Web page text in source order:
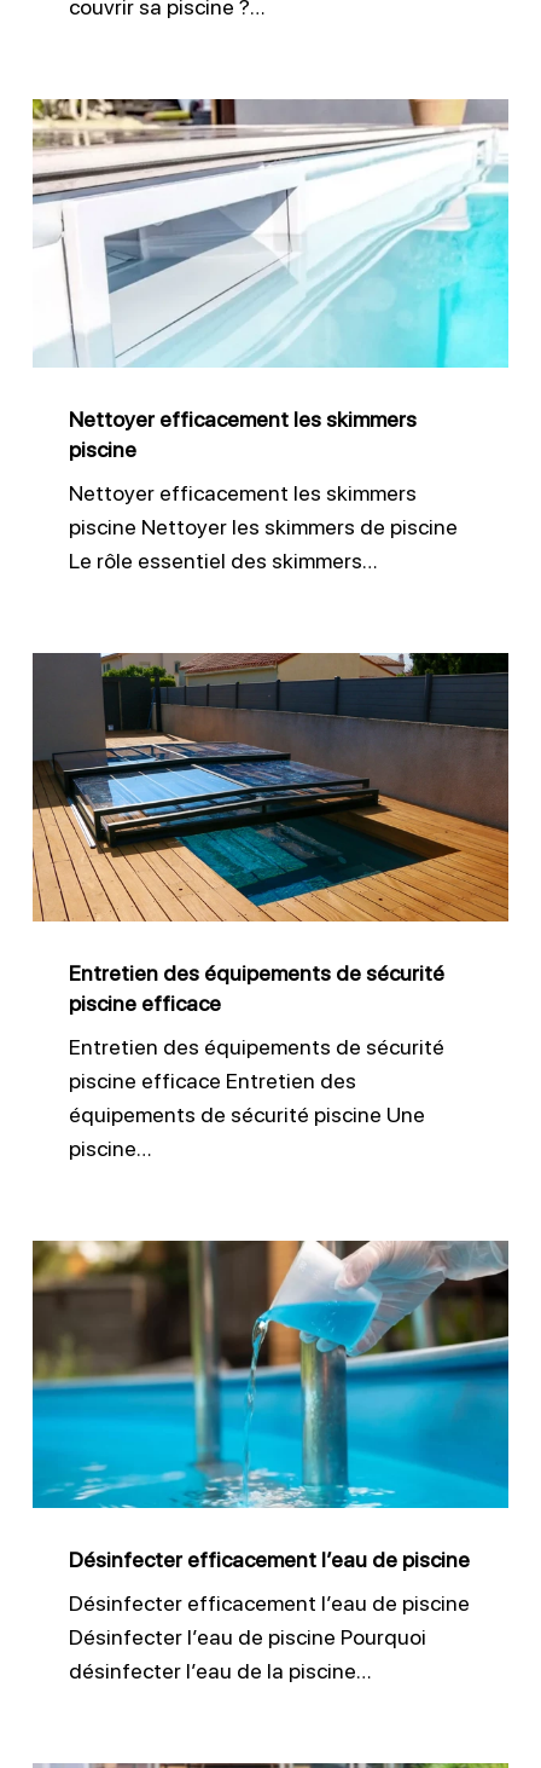
couvrir sa piscine ?…
Nettoyer
efficacement
les
skimmers
piscine
Nettoyer efficacement les skimmers
piscine
Nettoyer efficacement les skimmers
piscine Nettoyer les skimmers de piscine
Le rôle essentiel des skimmers…
Entretien
équipements
de
sécurité
piscine
efficace
Entretien des équipements de sécurité
piscine efficace
Entretien des équipements de sécurité
piscine efficace Entretien des
équipements de sécurité piscine Une
piscine…
Désinfecter
efficacement
l’eau
de
piscine
Désinfecter efficacement l’eau de piscine
Désinfecter efficacement l’eau de piscine
Désinfecter l’eau de piscine Pourquoi
désinfecter l’eau de la piscine…